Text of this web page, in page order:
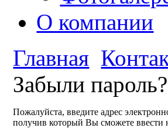
О компании
Главная
Забыли пароль?
Пожалуйста, введите адрес
получив который Вы сможете ввести